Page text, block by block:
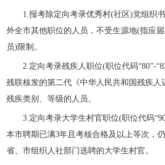
1.报考除定向考录优秀村(社区)党组织书
外全市其他职位的人员，不受生源地(指应
员)限制。
2.定向考录残疾人职位(职位代码“80”-
残联核发的第二代《中华人民共和国残疾人
残疾类别、等级的人员。
3.定向考录大学生村官职位(职位代码
本市聘期已满3年且考核合格及以上等次，
省、市组织人社部门选聘的大学生村官。